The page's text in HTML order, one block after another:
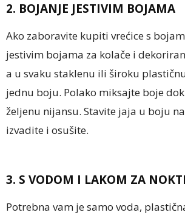
2. BOJANJE JESTIVIM BOJAMA
Ako zaboravite kupiti vrećice s
jestivim bojama za kolače i
a u svaku staklenu ili široku
jednu boju. Polako miksajte boje
željenu nijansu. Stavite jaja u boju
izvadite i osušite.
3. S VODOM I LAKOM ZA
Potrebna vam je samo voda,